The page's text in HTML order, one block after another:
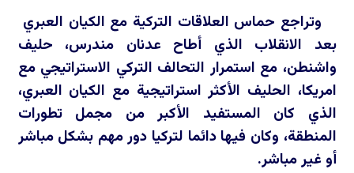
وتراجع حماس العلاقات التركية مع الكيان العبري
بعد الانقلاب الذي أطاح عدنان مندرس، حليف
واشنطن، مع استمرار التحالف التركي الاستراتيجي مع
امريكا، الحليف الأكثر استراتيجية مع الكيان العبري،
الذي كان المستفيد الأكبر من مجمل تطورات
المنطقة، وكان فيها دائما لتركيا دور مهم بشكل مباشر
أو غير مباشر.